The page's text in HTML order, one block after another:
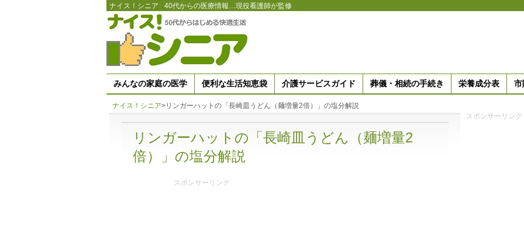
ナイス！シニア 40代からの医療情報…現役看護師が監修
みんなの家庭の医学 便利な生活知恵袋 介護サービスガイド 葬儀・相続の手続き 栄養成分表 市
ナイス！シニア> リンガーハットの「長崎皿うどん（麺増量2倍）」の塩分解説
リンガーハットの「長崎皿うどん（麺増量2
倍）」の塩分解説
スポンサーリンク
スポンサーリンク